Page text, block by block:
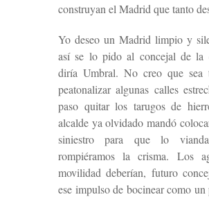
construyan el Madrid que tanto
Yo deseo un Madrid limpio y
así se lo pido al concejal de la
diría Umbral. No creo que sea
peatonalizar algunas calles
paso quitar los tarugos de
alcalde ya olvidado mandó
siniestro para que lo
rompiéramos la crisma. Los
movilidad deberían, futuro
ese impulso de bocinear como un